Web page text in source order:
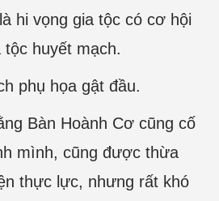
hi vọng gia tộc có cơ hội
huyết mạch.
phụ họa gật đầu.
Bàn Hoành Cơ cũng cố
mình, cũng được thừa
thực lực, nhưng rất khó